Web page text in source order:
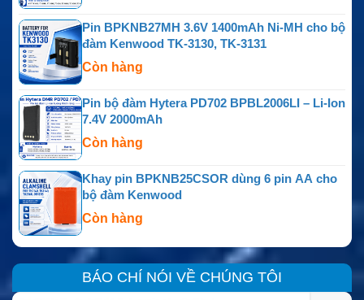
Pin BPKNB27MH 3.6V 1400mAh Ni-MH cho bộ
đàm Kenwood TK-3130, TK-3131
Còn hàng
Pin bộ đàm Hytera PD702 BPBL2006LI – Li-Ion
7.4V 2000mAh
Còn hàng
Khay pin BPKNB25CSOR dùng 6 pin AA cho
bộ đàm Kenwood
Còn hàng
BÁO CHÍ NÓI VỀ CHÚNG TÔI